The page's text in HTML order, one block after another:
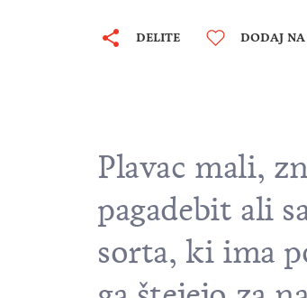
DELITE DODAJ NA
Plavac mali,
pagadebit ali
sorta, ki ima